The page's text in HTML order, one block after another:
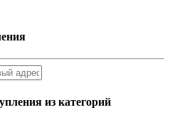
из категорий